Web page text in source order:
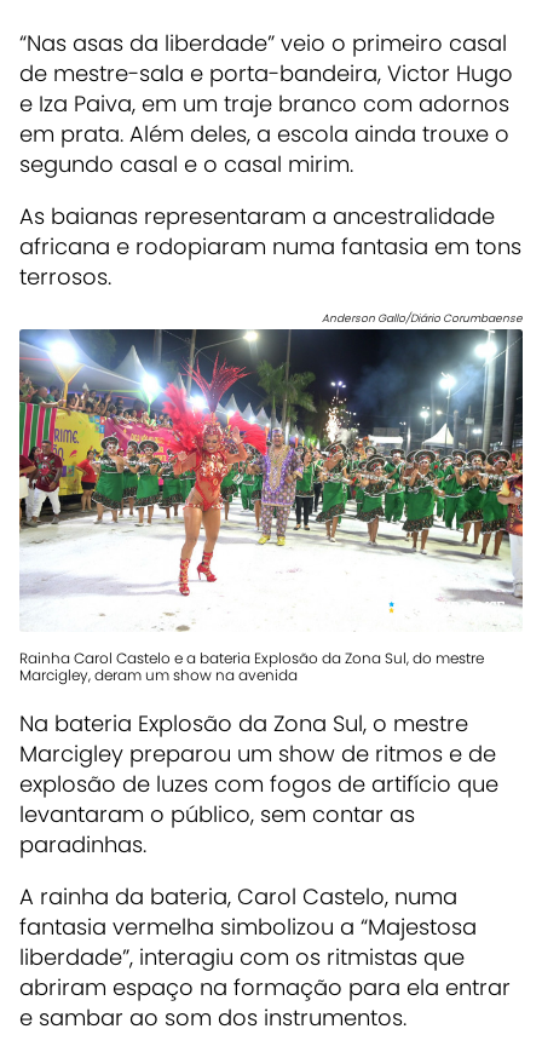
“Nas asas da liberdade” veio o primeiro casal
de mestre-sala e porta-bandeira, Victor Hugo
e Iza Paiva, em um traje branco com adornos
em prata. Além deles, a escola ainda trouxe o
segundo casal e o casal mirim.
As baianas representaram a ancestralidade
africana e rodopiaram numa fantasia em tons
terrosos.
Anderson Gallo/Diário Corumbaense
Rainha Carol Castelo e a bateria Explosão da Zona Sul, do mestre
Marcigley, deram um show na avenida
Na bateria Explosão da Zona Sul, o mestre
Marcigley preparou um show de ritmos e de
explosão de luzes com fogos de artifício que
levantaram o público, sem contar as
paradinhas.
A rainha da bateria, Carol Castelo, numa
fantasia vermelha simbolizou a “Majestosa
liberdade”, interagiu com os ritmistas que
abriram espaço na formação para ela entrar
e sambar ao som dos instrumentos.